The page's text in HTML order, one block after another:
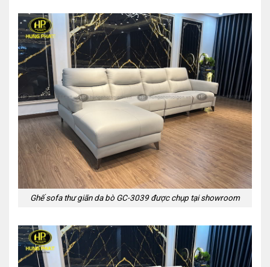
Ghế sofa thư giãn da bò GC-3039 được chụp tại showroom